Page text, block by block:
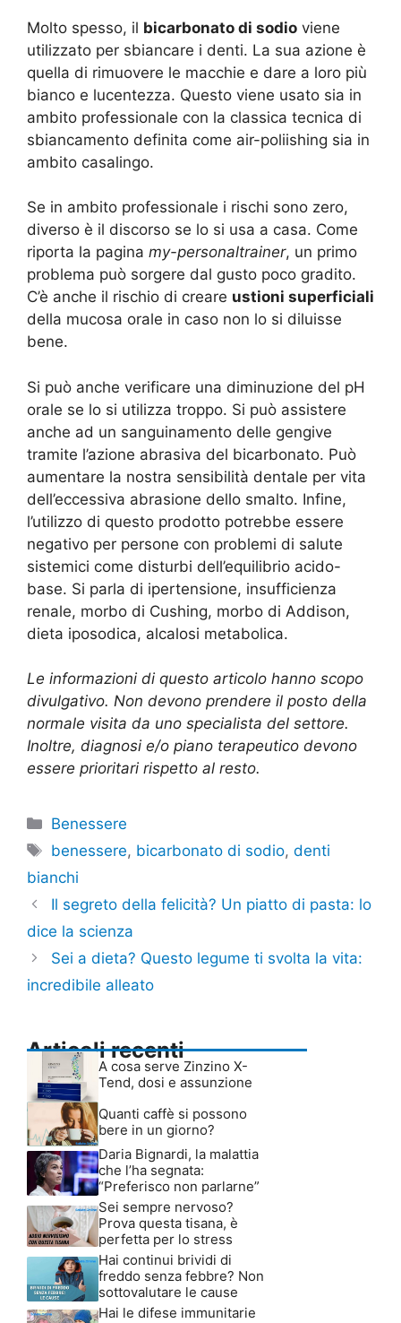
Molto spesso, il bicarbonato di sodio viene
utilizzato per sbiancare i denti. La sua azione è
quella di rimuovere le macchie e dare a loro più
bianco e lucentezza. Questo viene usato sia in
ambito professionale con la classica tecnica di
sbiancamento definita come air-poliishing sia in
ambito casalingo.
Se in ambito professionale i rischi sono zero,
diverso è il discorso se lo si usa a casa. Come
riporta la pagina my-personaltrainer, un primo
problema può sorgere dal gusto poco gradito.
C’è anche il rischio di creare ustioni superficiali
della mucosa orale in caso non lo si diluisse
bene.
Si può anche verificare una diminuzione del pH
orale se lo si utilizza troppo. Si può assistere
anche ad un sanguinamento delle gengive
tramite l’azione abrasiva del bicarbonato. Può
aumentare la nostra sensibilità dentale per vita
dell’eccessiva abrasione dello smalto. Infine,
l’utilizzo di questo prodotto potrebbe essere
negativo per persone con problemi di salute
sistemici come disturbi dell’equilibrio acido-
base. Si parla di ipertensione, insufficienza
renale, morbo di Cushing, morbo di Addison,
dieta iposodica, alcalosi metabolica.
Le informazioni di questo articolo hanno scopo
divulgativo. Non devono prendere il posto della
normale visita da uno specialista del settore.
Inoltre, diagnosi e/o piano terapeutico devono
essere prioritari rispetto al resto.
Categorie
Benessere
Tag
benessere, bicarbonato di sodio,denti
bianchi
Il segreto della felicità? Un piatto di pasta: lo
dice la scienza
Sei a dieta? Questo legume ti svolta la vita:
incredibile alleato
Articoli recenti
A cosa serve Zinzino X-
Tend, dosi e assunzione
Quanti caffè si possono
bere in un giorno?
Daria Bignardi, la malattia
che l’ha segnata:
“Preferisco non parlarne”
Sei sempre nervoso?
Prova questa tisana, è
perfetta per lo stress
Hai continui brividi di
freddo senza febbre? Non
sottovalutare le cause
Hai le difese immunitarie